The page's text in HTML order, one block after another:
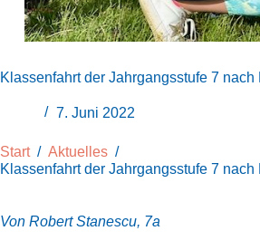
Klassenfahrt der Jahrgangsstufe 7 nach
7. Juni 2022
Start / Aktuelles /
Klassenfahrt der Jahrgangsstufe 7 nach
Von Robert Stanescu, 7a